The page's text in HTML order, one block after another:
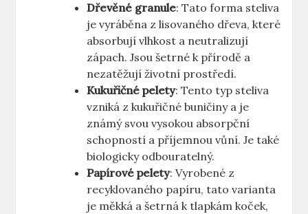
Dřevěné granule: Tato forma steliva
je vyráběna z lisovaného dřeva, které
absorbují vlhkost a neutralizují
zápach. Jsou šetrné k přírodě a
nezatěžují životní prostředí.
Kukuřičné pelety: Tento typ steliva
vzniká z kukuřičné buničiny a je
známý svou vysokou absorpční
schopností a příjemnou vůní. Je také
biologicky odbouratelný.
Papírové pelety: Vyrobené z
recyklovaného papíru, tato varianta
je měkká a šetrná k tlapkám koček,